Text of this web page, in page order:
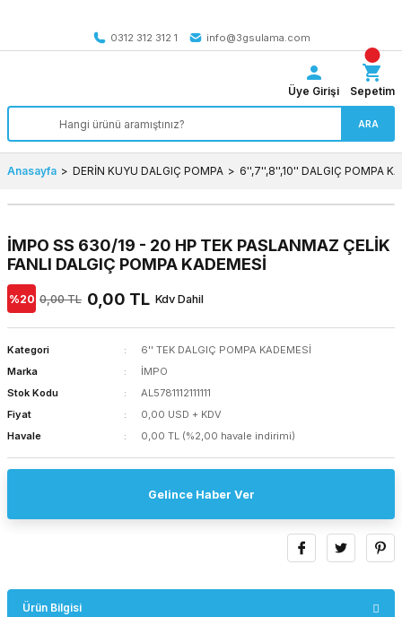
0312 312 312 1
info@3gsulama.com
ARA
Üye Girişi Sepetim
Anasayfa DERİN KUYU DALGIÇ POMPA 6'',7'',8'',10'' DALGIÇ POMPA
İMPO SS 630/19 - 20 HP TEK PASLANMAZ ÇELİK
FANLI DALGIÇ POMPA KADEMESİ
%20 0,00 TL 0,00 TL Kdv Dahil
Kategori
6'' TEK DALGIÇ POMPA KADEMESİ
Marka
İMPO
Stok Kodu
AL5781112111111
Fiyat
0,00 USD + KDV
Havale
0,00 TL (%2,00 havale indirimi)
Gelince Haber Ver
Ürün Bilgisi